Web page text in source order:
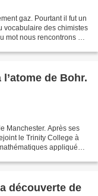
gaz. Pourtant il fut un
vocabulaire des chimistes
mot nous rencontrons un
de Bohr.
Manchester. Après ses
le Trinity College à
appliquées
découverte de